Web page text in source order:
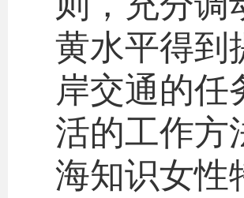
黄水平得到
岸交通的
活的工作方
海知识女性